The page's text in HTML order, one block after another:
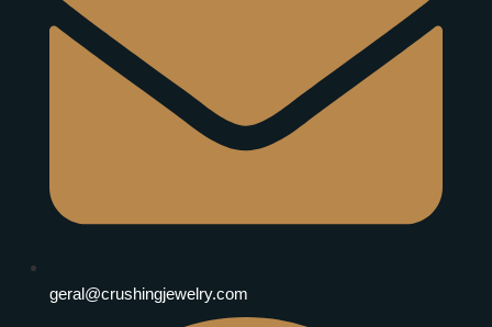
geral@crushingjewelry.com